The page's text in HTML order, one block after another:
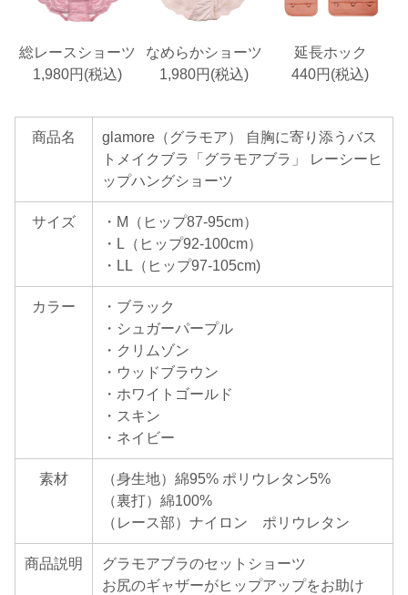
総レースショーツ なめらかショーツ
延長ホック
1,980円(税込)
1,980円(税込) 440円(税込)
商品名
glamore（グラモア） 自胸に寄り添うバス
トメイクブラ「グラモアブラ」 レーシーヒ
ップハングショーツ
サイズ
・M（ヒップ87-95cm）
・L（ヒップ92-100cm）
・LL（ヒップ97-105cm)
カラー
・ブラック
・シュガーパープル
・クリムゾン
・ウッドブラウン
・ホワイトゴールド
・スキン
・ネイビー
素材
（身生地）綿95% ポリウレタン5%
（裏打）綿100%
（レース部）ナイロン ポリウレタン
商品説明
グラモアブラのセットショーツ
お尻のギャザーがヒップアップをお助け